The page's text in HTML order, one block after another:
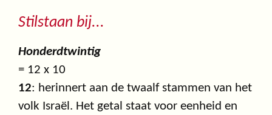
Stilstaan bij...
Honderdtwintig
= 12 x 10
12: herinnert aan de twaalf stammen van het
volk Israël. Het getal staat voor eenheid en